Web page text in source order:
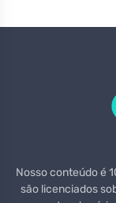
Nosso conteúdo é
são licenciados